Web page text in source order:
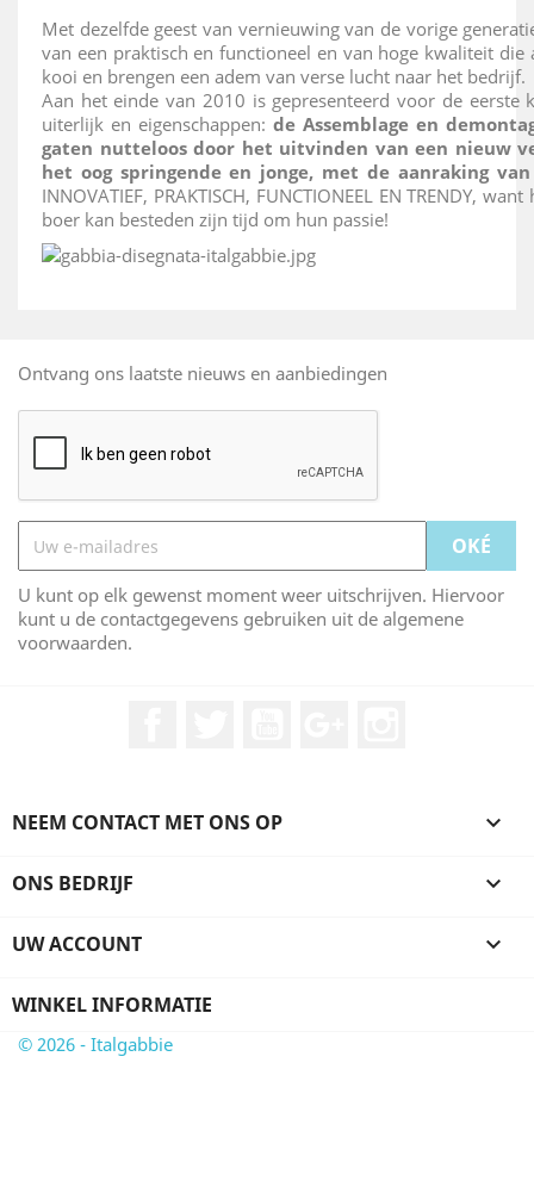
Met dezelfde geest van vernieuwing van de vorige
van een praktisch en functioneel en van hoge kwaliteit
kooi en brengen een adem van verse lucht naar het bedrijf.
Aan het einde van 2010 is gepresenteerd voor de eerste
uiterlijk en eigenschappen:de Assemblage en
gaten nutteloos door het uitvinden van een nieuw
het oog springende en jonge, met de aanraking
INNOVATIEF, PRAKTISCH, FUNCTIONEEL EN TRENDY,
boer kan besteden zijn tijd om hun passie!
Ontvang ons laatste nieuws en aanbiedingen
U kunt op elk gewenst moment weer uitschrijven. Hiervoor
kunt u de contactgegevens gebruiken uit de algemene
voorwaarden.
NEEM CONTACT MET ONS OP 
ONS BEDRIJF 
UW ACCOUNT 
WINKEL INFORMATIE
© 2026 - Italgabbie